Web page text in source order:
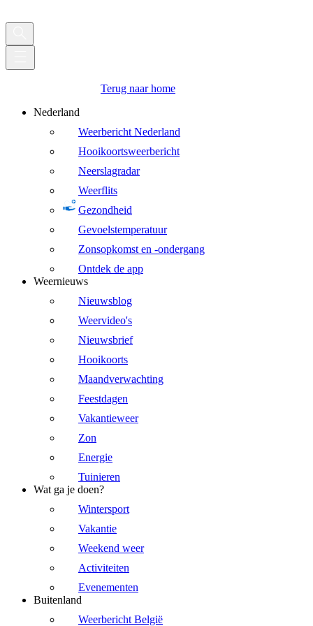
Terug naar home
Nederland
Weerbericht Nederland
Hooikoortsweerbericht
Neerslagradar
Weerflits
Gezondheid
Gevoelstemperatuur
Zonsopkomst en -ondergang
Ontdek de app
Weernieuws
Nieuwsblog
Weervideo's
Nieuwsbrief
Hooikoorts
Maandverwachting
Feestdagen
Vakantieweer
Zon
Energie
Tuinieren
Wat ga je doen?
Wintersport
Vakantie
Weekend weer
Activiteiten
Evenementen
Buitenland
Weerbericht België